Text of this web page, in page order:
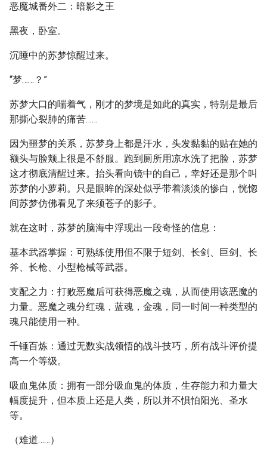
恶魔城番外二：暗影之王
黑夜，卧室。
沉睡中的苏梦惊醒过来。
“梦……？”
苏梦大口的喘着气，刚才的梦境是如此的真实，特别是最后
那撕心裂肺的痛苦……
因为噩梦的关系，苏梦身上都是汗水，头发黏黏的贴在她的
额头与脸颊上很是不舒服。跑到厕所用凉水洗了把脸，苏梦
这才彻底清醒过来。抬头看向镜中的自己，幸好还是那个叫
苏梦的小萝莉。只是眼眸的深处似乎带着淡淡的惨白，恍惚
间苏梦仿佛看见了来须苍子的影子。
就在这时，苏梦的脑海中浮现出一段奇怪的信息：
基本武器掌握：可熟练使用但不限于短剑、长剑、巨剑、长
斧、长枪、小型枪械等武器。
支配之力：打败恶魔后可获得恶魔之魂，从而使用该恶魔的
力量。恶魔之魂分红魂，蓝魂，金魂，同一时间一种类型的
魂只能使用一种。
千锤百炼：通过无数实战领悟的战斗技巧，所有战斗评价提
高一个等级。
吸血鬼体质：拥有一部分吸血鬼的体质，生存能力和力量大
幅度提升，但本质上还是人类，所以并不惧怕阳光、圣水
等。
（难道……）